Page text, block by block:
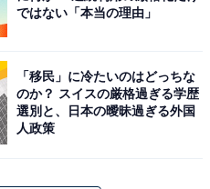
ではない「本当の理由」
「移民」に冷たいのはどっちな
のか？ スイスの厳格過ぎる学歴
選別と、日本の曖昧過ぎる外国
人政策